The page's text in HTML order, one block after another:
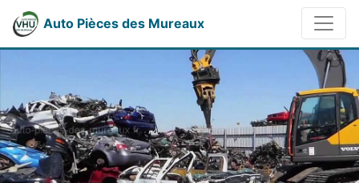
Auto Pièces des Mureaux